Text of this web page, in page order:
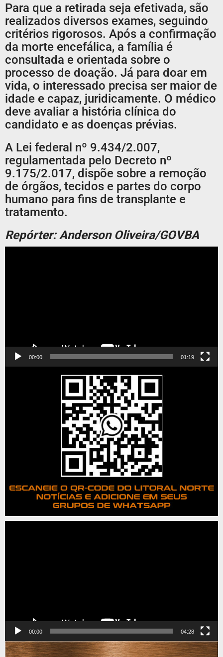
Para que a retirada seja efetivada, são
realizados diversos exames, seguindo
critérios rigorosos. Após a confirmação
da morte encefálica, a família é
consultada e orientada sobre o
processo de doação. Já para doar em
vida, o interessado precisa ser maior de
idade e capaz, juridicamente. O médico
deve avaliar a história clínica do
candidato e as doenças prévias.
A Lei federal nº 9.434/2.007,
regulamentada pelo Decreto nº
9.175/2.017, dispõe sobre a remoção
de órgãos, tecidos e partes do corpo
humano para fins de transplante e
tratamento.
Repórter: Anderson Oliveira/GOVBA
00:00 01:19
00:00 04:28